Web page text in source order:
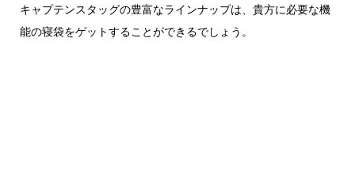
キャプテンスタッグの豊富なラインナップは、貴方に必要な機
能の寝袋をゲットすることができるでしょう。